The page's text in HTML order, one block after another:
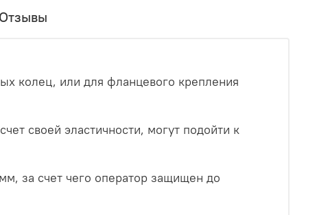
Отзывы
колец, или для фланцевого крепления
своей эластичности, могут подойти к
за счет чего оператор защищен до